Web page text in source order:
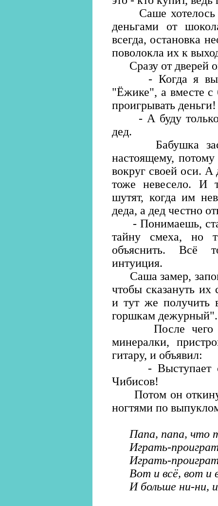
Саше хотелось
деньгами от
всегда, остановка
поволокла их к
Сразу от дверей
- Когда я
"Ёжике", а вместе с
проигрывать деньги!
- А буду только
дед.
Бабушка
настоящему, потому
вокруг своей оси.
тоже невесело. И
шутят, когда им
деда, а дед честно
- Понимаешь,
тайну смеха, но
объяснить. Всё
интуиция.
Саша замер,
чтобы сказануть их
и тут же
горшкам дежурный".
После чего он
минералки,
гитару, и объявил:
- Выступает
Чибисов!
Потом он
ногтями по
Папа, папа, что
Играть-
Играть-
Вот и всё, вот и
И больше ни-ни, и